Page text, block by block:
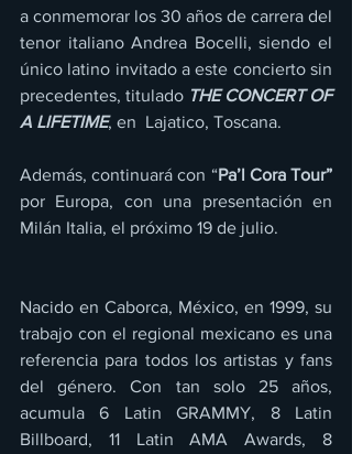
a conmemorar los 30 años de carrera del
tenor italiano Andrea Bocelli, siendo el
único latino invitado a este concierto sin
precedentes, titulado THE CONCERT OF
A LIFETIME, en  Lajatico, Toscana.
Además, continuará con “
por Europa, con una presentación en
Milán Italia, el próximo 19 de julio.
Nacido en Caborca, México, en 1999, su
trabajo con el regional mexicano es una
referencia para todos los artistas y fans
del género. Con tan solo 25 años,
acumula 6 Latin GRAMMY, 8 Latin
Billboard, 11 Latin AMA Awards, 8